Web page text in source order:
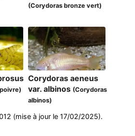
(Corydoras bronze vert)
Corydoras aeneus
var. albinos (Corydoras
albinos)
(mise à jour le 17/02/2025).